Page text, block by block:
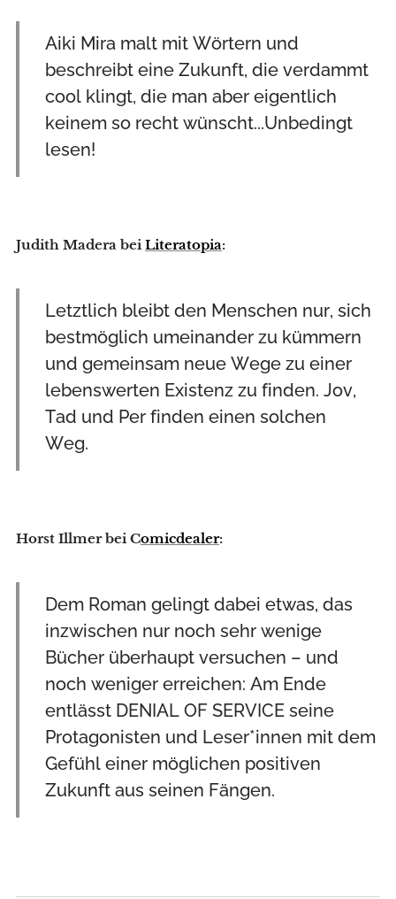
Aiki Mira malt mit Wörtern und
beschreibt eine Zukunft, die verdammt
cool klingt, die man aber eigentlich
keinem so recht wünscht...Unbedingt
lesen!
Judith Madera beiLiteratopia:
Letztlich bleibt den Menschen nur, sich
bestmöglich umeinander zu kümmern
und gemeinsam neue Wege zu einer
lebenswerten Existenz zu finden. Jov,
Tad und Per finden einen solchen
Weg.
Horst Illmer bei Comicdealer:
Dem Roman gelingt dabei etwas, das
inzwischen nur noch sehr wenige
Bücher überhaupt versuchen – und
noch weniger erreichen: Am Ende
entlässt DENIAL OF SERVICE seine
Protagonisten und Leser*innen mit dem
Gefühl einer möglichen positiven
Zukunft aus seinen Fängen.